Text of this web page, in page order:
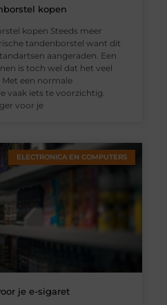
kopen
kopen Steeds meer
tandenborstel want dit
aangeraden. Een
is toch wel dat het veel
een normale
vaak iets te voorzichtig.
voor je
ELECTRONICA EN COMPUTERS
je e-sigaret